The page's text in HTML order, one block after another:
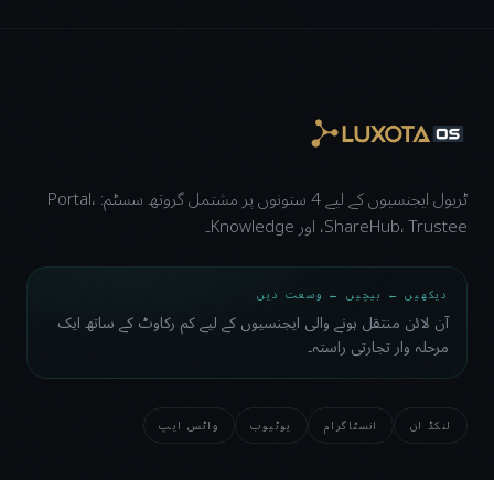
ٹریول ایجنسیوں کے لیے 4 ستونوں پر مشتمل گروتھ سسٹم: Portal،
ShareHub، Trustee، اور Knowledge۔
دیکھیں ← بیچیں ← وسعت دیں
آن لائن منتقل ہونے والی ایجنسیوں کے لیے کم رکاوٹ کے ساتھ ایک
مرحلہ وار تجارتی راستہ۔
لنکڈ ان انسٹاگرام یوٹیوب واٹس ایپ